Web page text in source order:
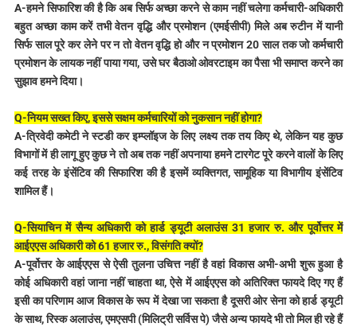
A-हमने सिफारिश की है कि अब सिर्फ अच्छा करने से काम नहीं चलेगा कर्मचारी-अधिकारी
बहुत अच्छा काम करें तभी वेतन वृद्धि और प्रमोशन (एमईसीपी) मिले अब रुटीन में यानी
सिर्फ साल पूरे कर लेने पर न तो वेतन वृद्धि हो और न प्रमोशन 20 साल तक जो कर्मचारी
प्रमोशन के लायक नहीं पाया गया, उसे घर बैठाओ ओवरटाइम का पैसा भी समाप्त करने का
सुझाव हमने दिया।
Q-नियम सख्त किए, इससे सक्षम कर्मचारियों को नुकसान नहीं होगा?
A-त्रिवेदी कमेटी ने स्टडी कर इम्प्लॉइज के लिए लक्ष्य तक तय किए थे, लेकिन यह कुछ
विभागों में ही लागू हुए कुछ ने तो अब तक नहीं अपनाया हमने टारगेट पूरे करने वालों के लिए
कई तरह के इंसेंटिव की सिफारिश की है इसमें व्यक्तिगत, सामूहिक या विभागीय इंसेंटिव
शामिल हैं।
Q-सियाचिन में सैन्य अधिकारी को हार्ड ड्यूटी अलाउंस 31 हजार रु. और पूर्वोत्तर में
आईएएस अधिकारी को 61 हजार रु., विसंगति क्यों?
A-पूर्वोत्तर के आईएएस से ऐसी तुलना उचित्त नहीं है वहां विकास अभी-अभी शुरू हुआ है
कोई अधिकारी वहां जाना नहीं चाहता था, ऐसे में आईएएस को अतिरिक्त फायदे दिए गए हैं
इसी का परिणाम आज विकास के रूप में देखा जा सकता है दूसरी ओर सेना को हार्ड ड्यूटी
के साथ, रिस्क अलाउंस, एमएसपी (मिलिट्री सर्विस पे) जैसे अन्य फायदे भी तो मिल ही रहे हैं